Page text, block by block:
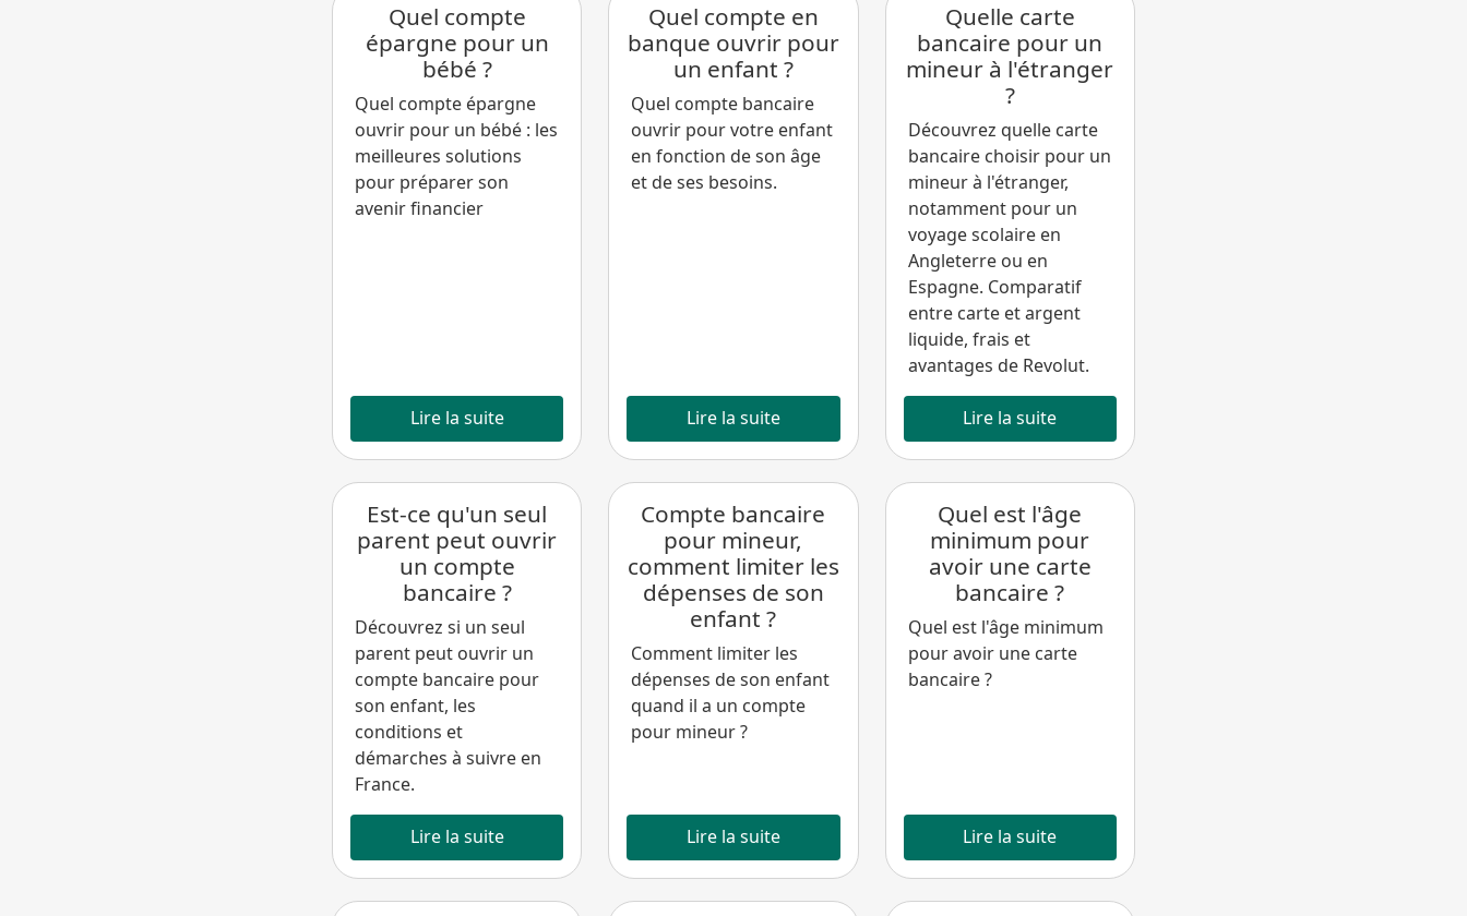
Quel compte
épargne pour un
bébé ?
Quel compte épargne
ouvrir pour un bébé : les
meilleures solutions
pour préparer son
avenir financier
Lire la suite
Quel compte en
banque ouvrir pour
un enfant ?
Quel compte bancaire
ouvrir pour votre enfant
en fonction de son âge
et de ses besoins.
Lire la suite
Quelle carte
bancaire pour un
mineur à l'étranger
?
Découvrez quelle carte
bancaire choisir pour un
mineur à l'étranger,
notamment pour un
voyage scolaire en
Angleterre ou en
Espagne. Comparatif
entre carte et argent
liquide, frais et
avantages de Revolut.
Lire la suite
Est-ce qu'un seul
parent peut ouvrir
un compte
bancaire ?
Découvrez si un seul
parent peut ouvrir un
compte bancaire pour
son enfant, les
conditions et
démarches à suivre en
France.
Lire la suite
Compte bancaire
pour mineur,
comment limiter les
dépenses de son
enfant ?
Comment limiter les
dépenses de son enfant
quand il a un compte
pour mineur ?
Lire la suite
Quel est l'âge
minimum pour
avoir une carte
bancaire ?
Quel est l'âge minimum
pour avoir une carte
bancaire ?
Lire la suite